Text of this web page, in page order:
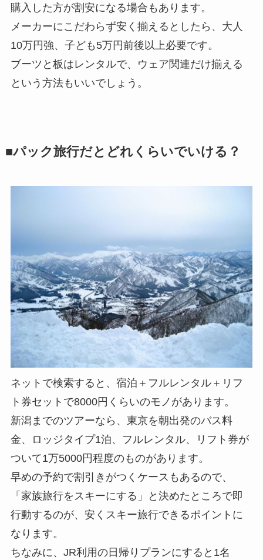
購入した方が割安になる場合もあります。
メーカーにこだわらず安く揃えるとしたら、大人
10万円強、子ども5万円前後以上必要です。
ブーツと板はレンタルで、ウェア関連だけ揃える
という方法もいいでしょう。
■パック旅行だとどれくらいでいける？
ネットで検索すると、宿泊＋フルレンタル＋リフ
ト券セットで8000円くらいのモノがあります。
新潟までのツアーなら、東京を朝出発のバス料
金、ロッジタイプ1泊、フルレンタル、リフト券が
ついて1万5000円程度のものがあります。
早めの予約で割引きがつくケースもあるので、
「家族旅行をスキーにする」と決めたところで即
行動するのが、安くスキー旅行できるポイントに
なります。
ちなみに、JR利用の日帰りプランにすると1名